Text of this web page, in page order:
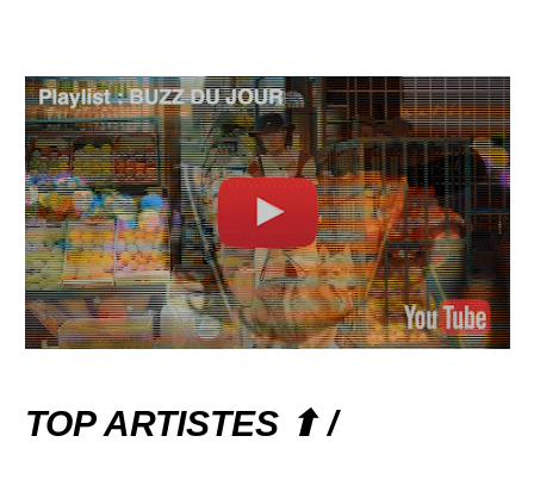
TOP ARTISTES ⬆ /